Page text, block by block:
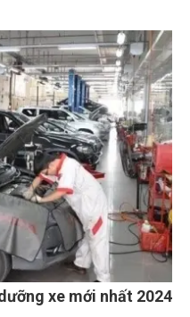
xe mới nhất 2024